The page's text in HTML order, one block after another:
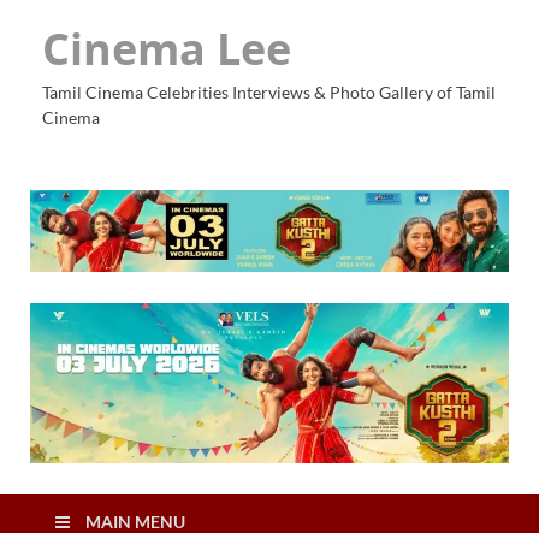
Cinema Lee
Tamil Cinema Celebrities Interviews & Photo Gallery of Tamil
Cinema
MAIN MENU